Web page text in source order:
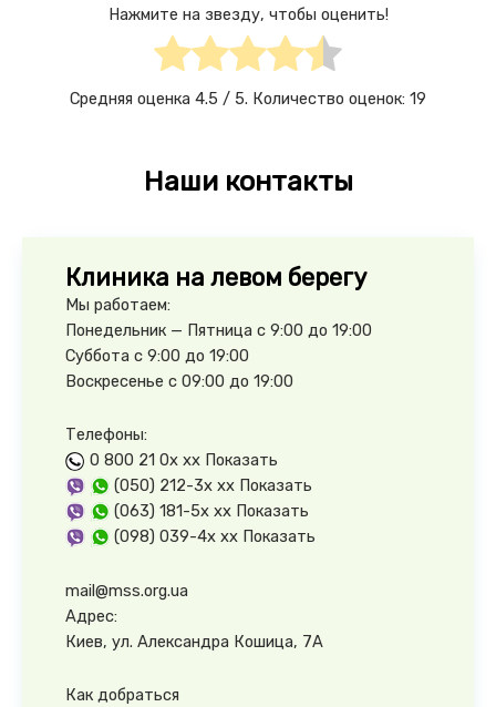
Нажмите на звезду, чтобы оценить!
Средняя оценка 4.5 / 5. Количество оценок: 19
Наши контакты
Клиника на левом берегу
Мы работаем:
Понедельник — Пятница с 9:00 до 19:00
Суббота с 9:00 до 19:00
Воскресенье с 09:00 до 19:00
Телефоны:
0 800 21 0x xx Показать
(050) 212-3x xx Показать
(063) 181-5x xx Показать
(098) 039-4x xx Показать
mail@mss.org.ua
Адрес:
Киев, ул. Александра Кошица, 7А
Как добраться